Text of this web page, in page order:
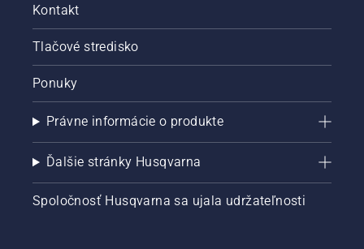
Kontakt
Tlačové stredisko
Ponuky
Právne informácie o produkte
Ďalšie stránky Husqvarna
Spoločnosť Husqvarna sa ujala udržateľnosti